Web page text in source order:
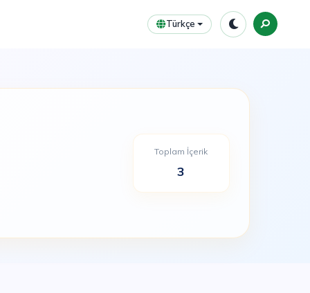
Türkçe
Toplam İçerik
3